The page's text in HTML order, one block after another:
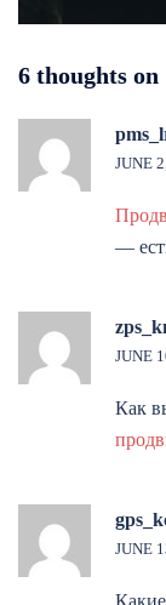
6 thoughts on
JUNE
—
JUNE
Как
JUNE